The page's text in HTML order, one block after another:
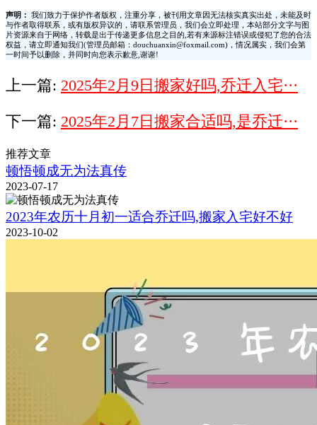
声明：
我们致力于保护作者版权，注重分享，被刊用文章因无法核实真实出处，未能及时
与作者取得联系，或有版权异议的，请联系管理员，我们会立即处理，本站部分文字与图
片资源来自于网络，转载是出于传递更多信息之目的,若有来源标注错误或侵犯了您的合法
权益，请立即通知我们(管理员邮箱：douchuanxin@foxmail.com)，情况属实，我们会第
一时间予以删除，并同时向您表示歉意,谢谢!
上一篇: 2025年2月9日搬家好吗,乔迁入宅···
下一篇: 2025年2月7日搬家合适吗,是乔迁···
推荐文章
顿悟顿成无为法真传
2023-07-17
2023年农历十月初一适合乔迁吗,搬家入宅好不好
2023-10-02